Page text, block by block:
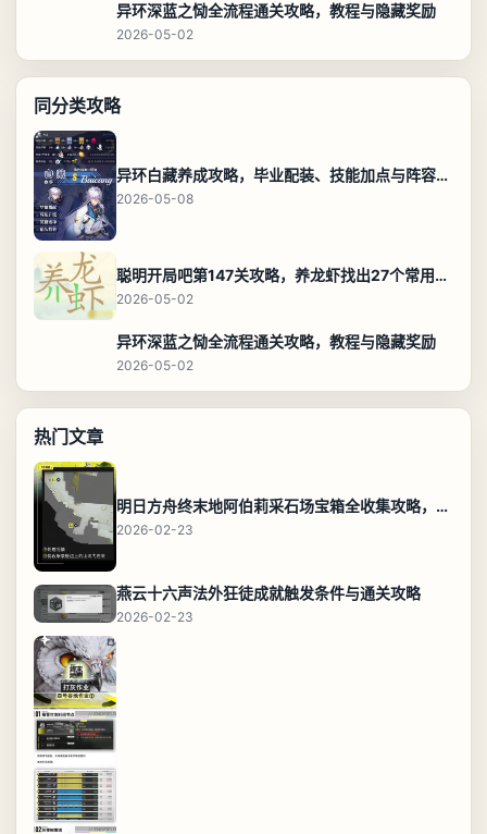
异环深蓝之恸全流程通关攻略，教程与隐藏奖励
2026-05-02
同分类攻略
异环白藏养成攻略，毕业配装、技能加点与阵容搭配保姆级解析
2026-05-08
聪明开局吧第147关攻略，养龙虾找出27个常用字通关答案
2026-05-02
异环深蓝之恸全流程通关攻略，教程与隐藏奖励
2026-05-02
热门文章
明日方舟终末地阿伯莉采石场宝箱全收集攻略，全点位分布图与路线
2026-02-23
燕云十六声法外狂徒成就触发条件与通关攻略
2026-02-23